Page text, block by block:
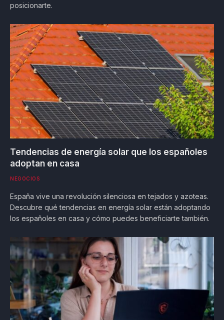
posicionarte.
Tendencias de energía solar que los españoles
adoptan en casa
NEGOCIOS
España vive una revolución silenciosa en tejados y azoteas.
Descubre qué tendencias en energía solar están adoptando
los españoles en casa y cómo puedes beneficiarte también.